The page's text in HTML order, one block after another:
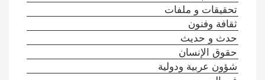
تحقيقات و ملفات
ثقافة وفنون
حدث و حديث
حقوق الإنسان
شؤون عربية ودولية